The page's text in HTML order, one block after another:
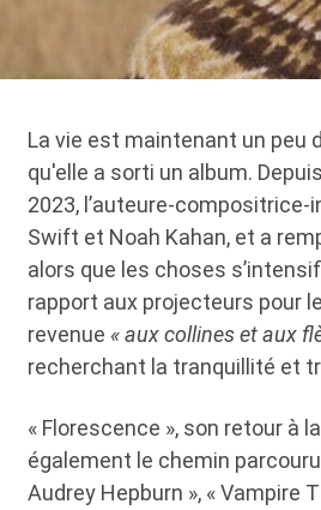
La vie est maintenant un peu
qu'elle a sorti un album.
2023, l’auteure-
Swift et Noah Kahan, et a
alors que les choses
rapport aux projecteurs pour
revenue « aux collines et aux
recherchant la tranquillité et
« Florescence », son retour à
également le chemin
Audrey Hepburn », « Vampire